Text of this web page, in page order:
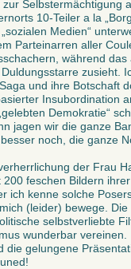
Selbstermächtigung
10-Teiler a la
Medien“
Parteinarren aller
während
zusieht.
und ihre Botschaft
Insubordination
Demokratie“
jagen wir die ganze
besser noch, die ganze
der Frau
feschen Bildern
ich kenne solche
(leider) bewege.
selbstverliebte
wunderbar vereinen.
die gelungene